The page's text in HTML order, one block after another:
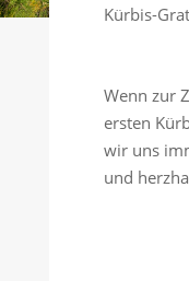
Kürbis-
Wenn zur
ersten
wir uns
und